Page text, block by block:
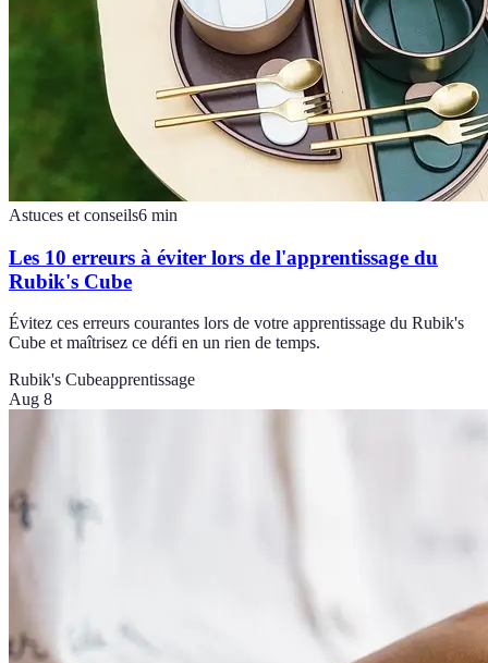
Astuces et conseils6 min
Les 10 erreurs à éviter lors de l'apprentissage du
Rubik's Cube
Évitez ces erreurs courantes lors de votre apprentissage du Rubik's
Cube et maîtrisez ce défi en un rien de temps.
Rubik's Cubeapprentissage
Aug 8